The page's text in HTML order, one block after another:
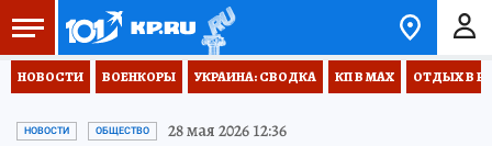
НОВОСТИ ВОЕНКОРЫ УКРАИНА: СВОДКА КП В МАХ ОТДЫХ В
НОВОСТИ ОБЩЕСТВО 28 мая 2026 12:36